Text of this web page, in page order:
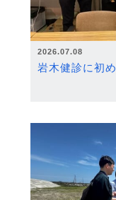
2026.07.08
岩木健診に初